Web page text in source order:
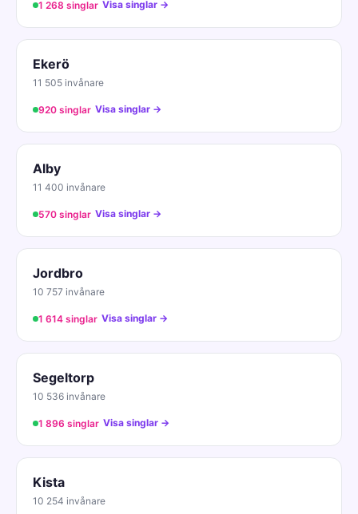
1 268 singlar Visa singlar →
Ekerö
11 505 invånare
920 singlar Visa singlar →
Alby
11 400 invånare
570 singlar Visa singlar →
Jordbro
10 757 invånare
1 614 singlar Visa singlar →
Segeltorp
10 536 invånare
1 896 singlar Visa singlar →
Kista
10 254 invånare